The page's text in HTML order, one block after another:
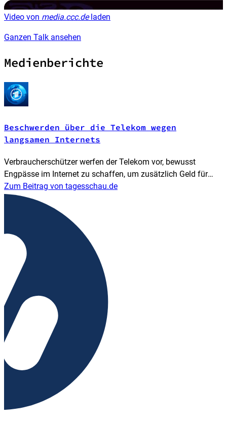
Video von media.ccc.deladen
Ganzen Talk ansehen
Medienberichte
Beschwerden über die Telekom wegen
langsamen Internets
Verbraucherschützer werfen der Telekom vor, bewusst
Engpässe im Internet zu schaffen, um zusätzlich Geld für
schnellere Zugänge zu kassieren. Sie sehen darin eine
Verletzung von EU-Recht. Die Telekom widerspricht. Von
Markus Reher.
Zum Beitrag von tagesschau.de